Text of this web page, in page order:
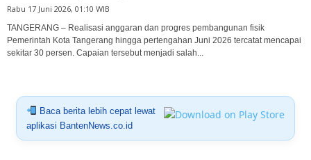
Rabu 17 Juni 2026, 01:10 WIB
TANGERANG – Realisasi anggaran dan progres pembangunan fisik
Pemerintah Kota Tangerang hingga pertengahan Juni 2026 tercatat mencapai
sekitar 30 persen. Capaian tersebut menjadi salah...
Baca berita lebih cepat lewat
aplikasi BantenNews.co.id